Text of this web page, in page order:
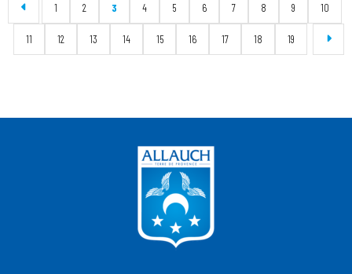
1 2 3 4 5 6 7 8 9 10
11 12 13 14 15 16 17 18 19